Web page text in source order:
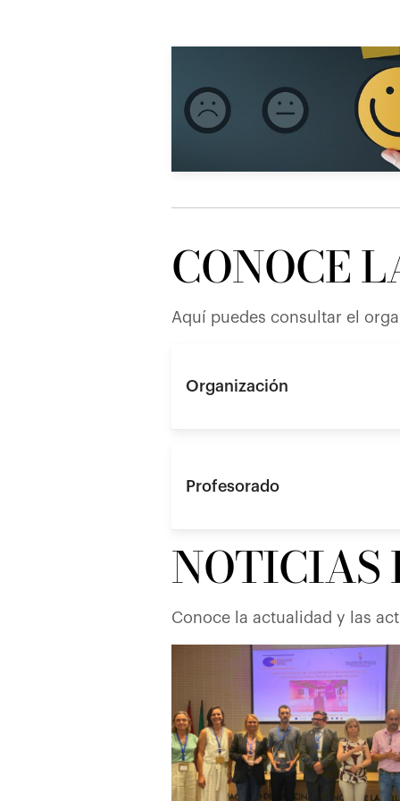
CONOCE
Aquí puedes consultar el
Organización
Profesorado
NOTICIAS
Conoce la actualidad y las